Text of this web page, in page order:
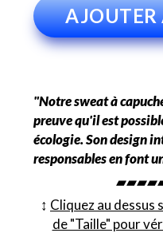
"Notre sweat à
preuve qu'il est
écologie. Son design
responsables en font
↕︎ Cliquez au dessus
de "Taille" pour